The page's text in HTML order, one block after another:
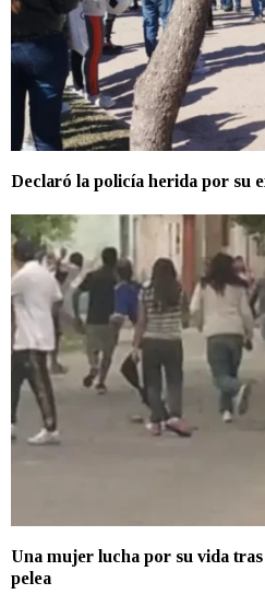
Declaró la policía herida por su
Una mujer lucha por su vida
pelea